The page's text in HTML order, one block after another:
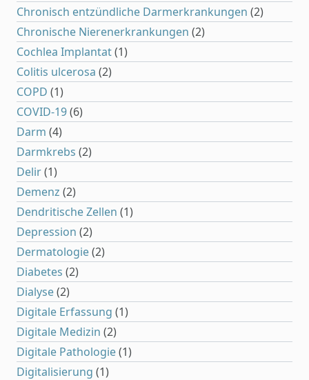
Chronisch entzündliche Darmerkrankungen (2)
Chronische Nierenerkrankungen (2)
Cochlea Implantat(1)
Colitis ulcerosa (2)
COPD (1)
COVID-19(6)
Darm (4)
Darmkrebs (2)
Delir(1)
Demenz (2)
Dendritische Zellen (1)
Depression (2)
Dermatologie(2)
Diabetes (2)
Dialyse(2)
Digitale Erfassung (1)
Digitale Medizin (2)
Digitale Pathologie(1)
Digitalisierung (1)